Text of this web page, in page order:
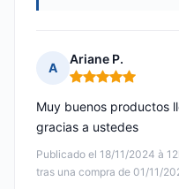
A
Ariane P.
Nota: 5 de 5
Publicado el 18/11/2024 à
tras una compra de 01/11/
Muy buenos productos
gracias a ustedes